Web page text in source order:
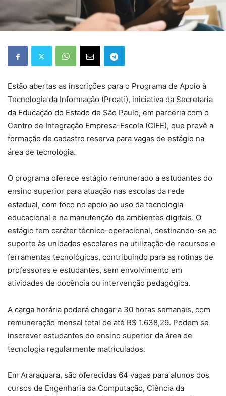
Estão abertas as inscrições para o Programa de Apoio à
Tecnologia da Informação (Proati), iniciativa da Secretaria
da Educação do Estado de São Paulo, em parceria com o
Centro de Integração Empresa-Escola (CIEE), que prevê a
formação de cadastro reserva para vagas de estágio na
área de tecnologia.
O programa oferece estágio remunerado a estudantes do
ensino superior para atuação nas escolas da rede
estadual, com foco no apoio ao uso da tecnologia
educacional e na manutenção de ambientes digitais. O
estágio tem caráter técnico-operacional, destinando-se ao
suporte às unidades escolares na utilização de recursos e
ferramentas tecnológicas, contribuindo para as rotinas de
professores e estudantes, sem envolvimento em
atividades de docência ou intervenção pedagógica.
A carga horária poderá chegar a 30 horas semanais, com
remuneração mensal total de até R$ 1.638,29. Podem se
inscrever estudantes do ensino superior da área de
tecnologia regularmente matriculados.
Em Araraquara, são oferecidas 64 vagas para alunos dos
cursos de Engenharia da Computação, Ciência da